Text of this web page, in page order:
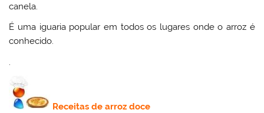
canela.
É uma iguaria popular em todos os lugares onde o arroz é
conhecido.
.
Receitas dearroz doce